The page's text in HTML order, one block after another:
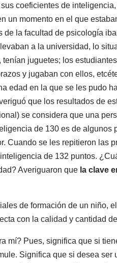
coeficientes de
un momento en el que
la facultad de psicología
a la universidad, lo
juguetes; los
y jugaban con ellos,
edad en la que se les pudo
que los resultados de
se considera que una
de 130 es de algunos
Cuando se les repitieron las
de 132 puntos.
Averiguaron que la clave
de formación de un niño,
con la calidad y cantidad
mí? Pues, significa que si
Significa que si desea ser